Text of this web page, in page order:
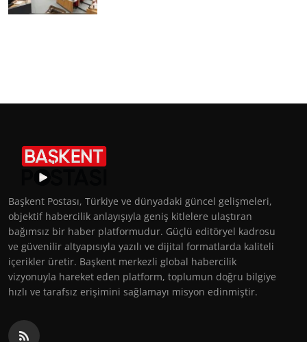
Başkent Postası, Türkiye ve dünyadaki güncel gelişmeleri,
objektif habercilik anlayışıyla geniş kitlelere ulaştıran
bağımsız bir haber platformudur. Güçlü editöryel kadrosu
ve güvenilir altyapısıyla yazılı ve dijital formatlarda kaliteli
içerikler üretir. Başkent merkezli global habercilik
vizyonuyla hareket eden platform, toplumun doğru bilgiye
hızlı ve tarafsız erişimini sağlamayı misyon edinmiştir.